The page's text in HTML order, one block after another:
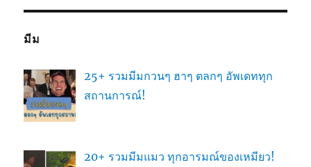
มีม
25+ รวมมีมกวนๆ ฮาๆ ตลกๆ อัพเดททุก
สถานการณ์!
20+ รวมมีมแมว ทุกอารมณ์ของเหมียว!